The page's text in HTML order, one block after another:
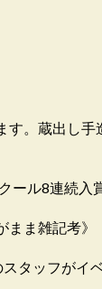
す。蔵出し
ール8連続
ま雑記考》
タッフがイ